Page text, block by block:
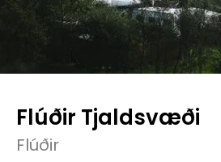
Flúðir Tjaldsvæði
Flúðir